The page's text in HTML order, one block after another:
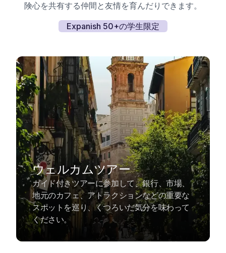
険心を共有する仲間と友情を育んだりできます。
Expanish 50+の学生限定
ウェルカムツアー
ガイド付きツアーに参加して、銀行、市場、
地元のカフェ、アトラクションなどの重要な
スポットを巡り、くつろいだ気分を味わって
ください。